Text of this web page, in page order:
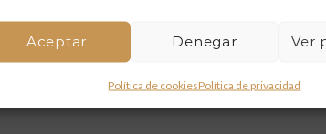
Aceptar Denegar Ver
Política de cookiesPolítica de privacidad